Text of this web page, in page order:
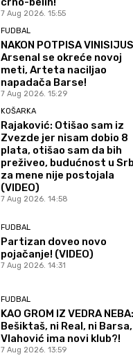
7 Aug 2026. 15:55
FUDBAL
NAKON POTPISA
Arsenal se okreće novoj
meti, Arteta naciljao
napadača Barse!
7 Aug 2026. 15:29
KOŠARKA
Rajaković: Otišao sam iz
Zvezde jer nisam dobio 8
plata, otišao sam da bih
preživeo, budućnost u
za mene nije postojala
(VIDEO)
7 Aug 2026. 14:58
FUDBAL
Partizan doveo novo
pojačanje! (VIDEO)
7 Aug 2026. 14:31
FUDBAL
KAO GROM IZ VEDRA
Bešiktaš, ni Real, ni Barsa,
Vlahović ima novi klub?!
7 Aug 2026. 13:59